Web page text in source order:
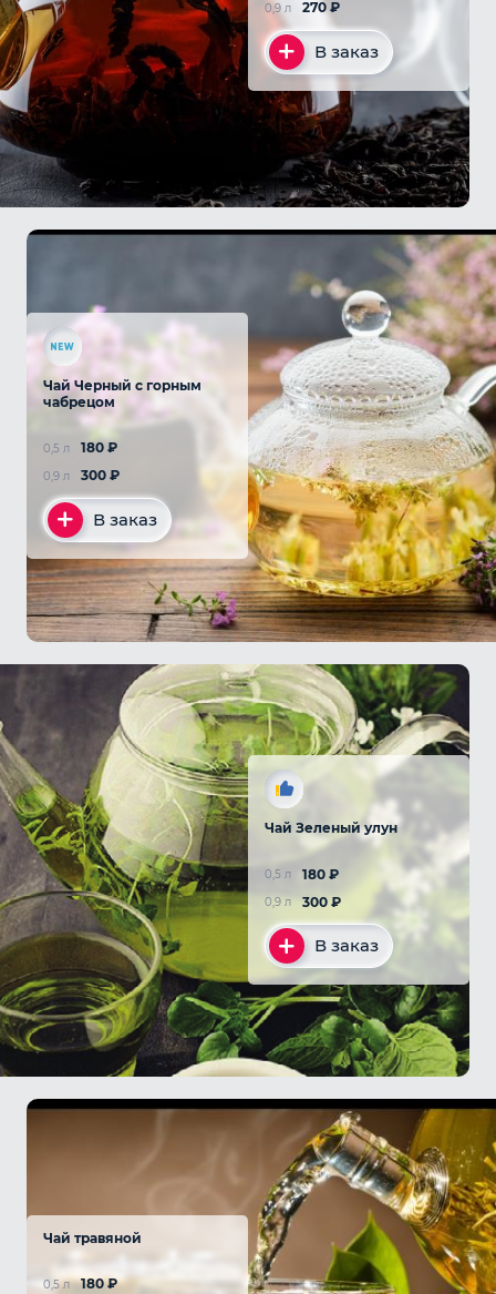
270 ₽
0,9 л
В заказ
Чай Черный с горным
чабрецом
180 ₽
0,5 л
300 ₽
0,9 л
В заказ
Чай Зеленый улун
180 ₽
0,5 л
300 ₽
0,9 л
В заказ
Чай травяной
180₽
0,5 л